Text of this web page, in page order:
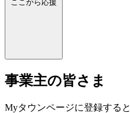
ここから応援
事業主の皆さま
Myタウンページに登録すると